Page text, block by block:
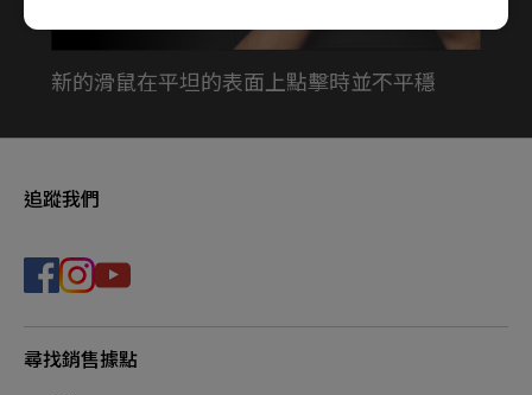
新的滑鼠在平坦的表面上點擊時並不平穩
追蹤我們
尋找銷售據點